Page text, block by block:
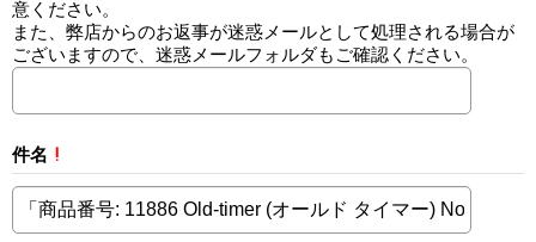
意ください。
また、弊店からのお返事が迷惑メールとして処理される場合が
ございますので、迷惑メールフォルダもご確認ください。
件名 !